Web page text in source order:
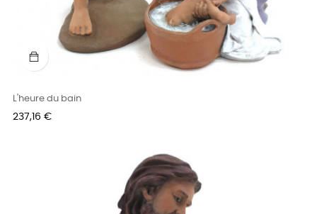
L'heure du bain
Prix
237,16 €